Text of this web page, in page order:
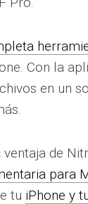
Con la
en un
ventaja de
para
tu iPhone y